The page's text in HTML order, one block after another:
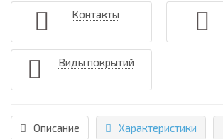
Контакты
Виды покрытий
Описание Характеристики